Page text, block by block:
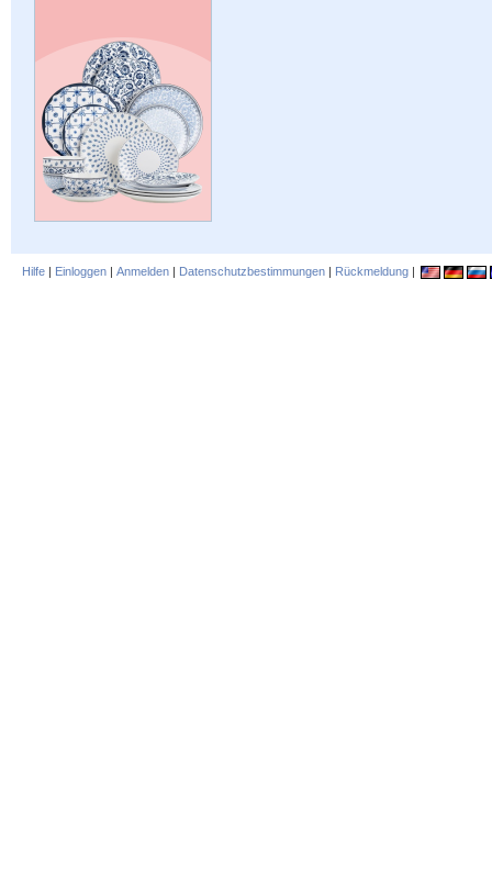
Hilfe | Einloggen | Anmelden | Datenschutzbestimmungen | Rückmeldung |